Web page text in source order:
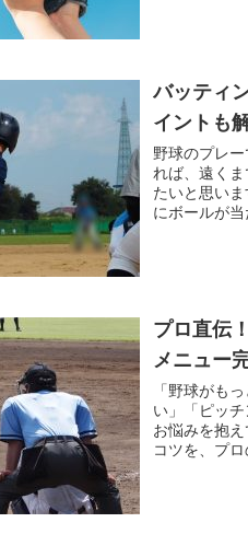
バッティ
イントも
野球のプレ
れば、遠く
たいと思い
にボールが
プロ直伝
メニュー
「野球がも
い」「ピッ
お悩みを抱
コツを、プ